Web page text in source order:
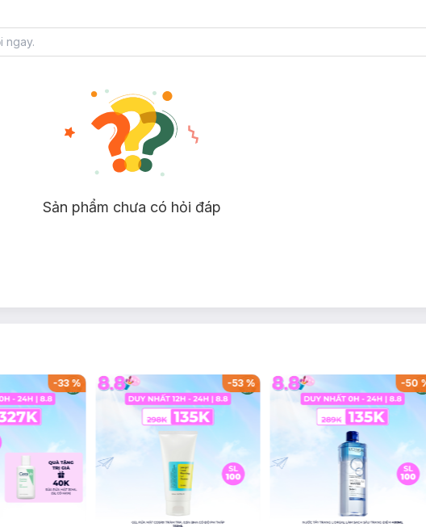
Sản phẩm chưa có hỏi đáp
-33% -53% -50